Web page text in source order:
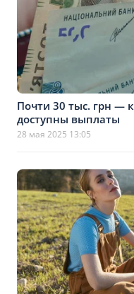
Почти 30 тыс. грн —
доступны выплаты
28 мая 2025 13:05